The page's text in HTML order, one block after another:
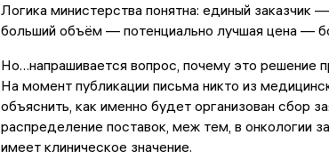
Логика министерства понятна: единый заказчик
больший объём — потенциально лучшая цена —
Но…напрашивается вопрос, почему это решение
На момент публикации письма никто из
объяснить, как именно будет организован сбор
распределение поставок, меж тем, в онкологии
имеет клиническое значение.